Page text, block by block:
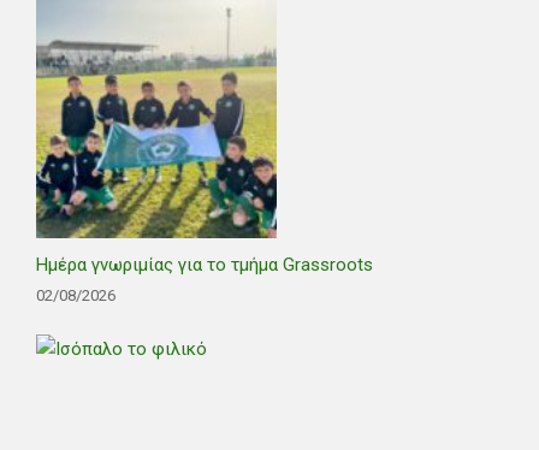
Ημέρα γνωριμίας για το τμήμα Grassroots
02/08/2026